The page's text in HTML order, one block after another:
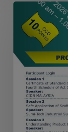
WEBINAR
MANDATORY
MALAYSIAN
STANDARD
FOR
SCAFFOLDING
FOURTH
SCHEDULE
ACT